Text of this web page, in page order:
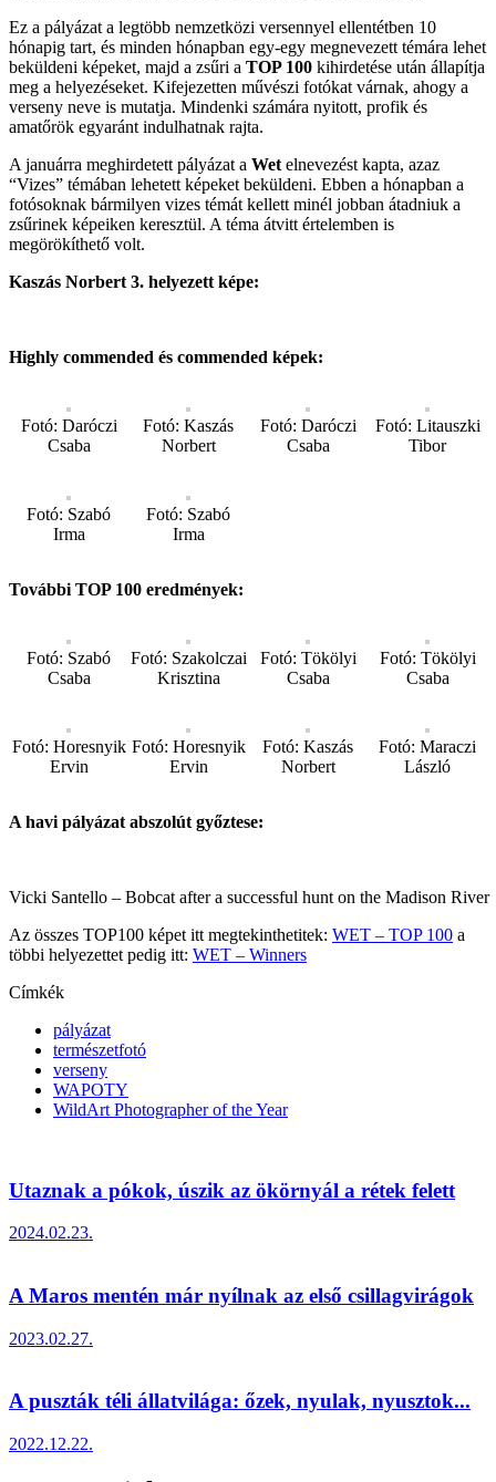
Ez a pályázat a legtöbb nemzetközi versennyel ellentétben 10
hónapig tart, és minden hónapban egy-egy megnevezett témára lehet
beküldeni képeket, majd a zsűri a TOP 100 kihirdetése után állapítja
meg a helyezéseket. Kifejezetten művészi fotókat várnak, ahogy a
verseny neve is mutatja. Mindenki számára nyitott, profik és
amatőrök egyaránt indulhatnak rajta.
A januárra meghirdetett pályázat a Wet elnevezést kapta, azaz
“Vizes” témában lehetett képeket beküldeni. Ebben a hónapban a
fotósoknak bármilyen vizes témát kellett minél jobban átadniuk a
zsűrinek képeiken keresztül. A téma átvitt értelemben is
megörökíthető volt.
Kaszás Norbert 3. helyezett képe:
Highly commended és commended képek:
Fotó: Daróczi
Csaba
Fotó: Kaszás
Norbert
Fotó: Daróczi
Csaba
Fotó: Litauszki
Tibor
Fotó: Szabó
Irma
Fotó: Szabó
Irma
További TOP 100 eredmények:
Fotó: Szabó
Csaba
Fotó: Szakolczai
Krisztina
Fotó: Tökölyi
Csaba
Fotó: Tökölyi
Csaba
Fotó: Horesnyik
Ervin
Fotó: Horesnyik
Ervin
Fotó: Kaszás
Norbert
Fotó: Maraczi
László
A havi pályázat abszolút győztese:
Vicki Santello – Bobcat after a successful hunt on the Madison River
Az összes TOP100 képet itt megtekinthetitek: WET – TOP 100 a
többi helyezettet pedig itt: WET – Winners
Címkék
pályázat
természetfotó
verseny
WAPOTY
WildArt Photographer of the Year
Utaznak a pókok, úszik az ökörnyál a rétek felett
2024.02.23.
A Maros mentén már nyílnak az első csillagvirágok
2023.02.27.
A puszták téli állatvilága: őzek, nyulak, nyusztok...
2022.12.22.